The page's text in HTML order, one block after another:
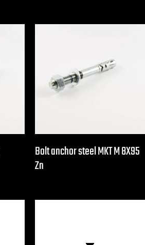
Bolt anchor steel MKT M 8X95
Zn